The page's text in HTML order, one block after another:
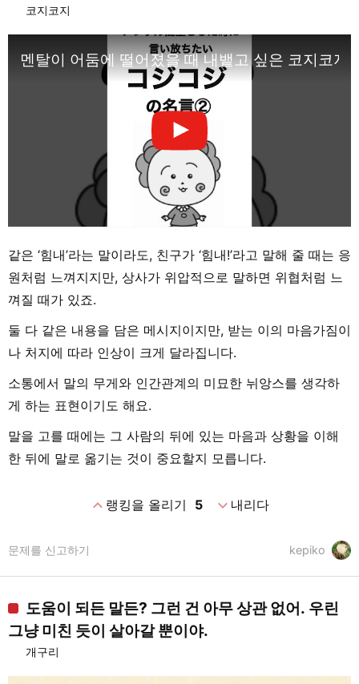
코지코지
멘탈이 어둠에 떨어졌을 때 내뱉고 싶은 코지코
같은 ‘힘내’라는 말이라도, 친구가 ‘힘내!’라고 말해 줄 때는 응
원처럼 느껴지지만, 상사가 위압적으로 말하면 위협처럼 느
껴질 때가 있죠.
둘 다 같은 내용을 담은 메시지이지만, 받는 이의 마음가짐이
나 처지에 따라 인상이 크게 달라집니다.
소통에서 말의 무게와 인간관계의 미묘한 뉘앙스를 생각하
게 하는 표현이기도 해요.
말을 고를 때에는 그 사람의 뒤에 있는 마음과 상황을 이해
한 뒤에 말로 옮기는 것이 중요할지 모릅니다.
expand_less랭킹을 올리기 5 expand_more내리다
kepiko
문제를 신고하기
도움이 되든 말든? 그런 건 아무 상관 없어. 우린
그냥 미친 듯이 살아갈 뿐이야.
개구리